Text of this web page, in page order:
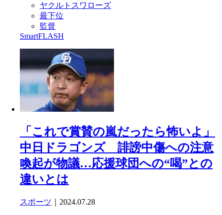
ヤクルトスワローズ
最下位
監督
SmartFLASH
「これで賞賛の嵐だったら怖いよ」
中日ドラゴンズ 誹謗中傷への注意
喚起が物議…応援球団への“喝”との
違いとは
スポーツ ｜2024.07.28